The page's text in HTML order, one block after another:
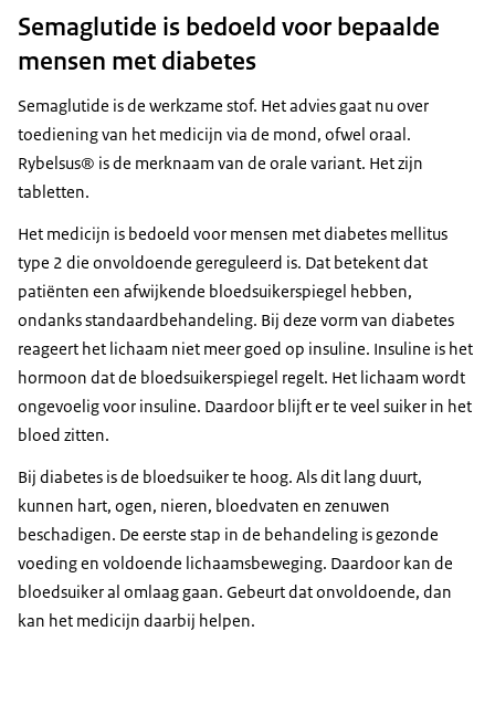
Semaglutide is bedoeld voor bepaalde
mensen met diabetes
Semaglutide is de werkzame stof. Het advies gaat nu over
toediening van het medicijn via de mond, ofwel oraal.
Rybelsus® is de merknaam van de orale variant. Het zijn
tabletten.
Het medicijn is bedoeld voor mensen met diabetes mellitus
type 2 die onvoldoende gereguleerd is. Dat betekent dat
patiënten een afwijkende bloedsuikerspiegel hebben,
ondanks standaardbehandeling. Bij deze vorm van diabetes
reageert het lichaam niet meer goed op insuline. Insuline is het
hormoon dat de bloedsuikerspiegel regelt. Het lichaam wordt
ongevoelig voor insuline. Daardoor blijft er te veel suiker in het
bloed zitten.
Bij diabetes is de bloedsuiker te hoog. Als dit lang duurt,
kunnen hart, ogen, nieren, bloedvaten en zenuwen
beschadigen. De eerste stap in de behandeling is gezonde
voeding en voldoende lichaamsbeweging. Daardoor kan de
bloedsuiker al omlaag gaan. Gebeurt dat onvoldoende, dan
kan het medicijn daarbij helpen.